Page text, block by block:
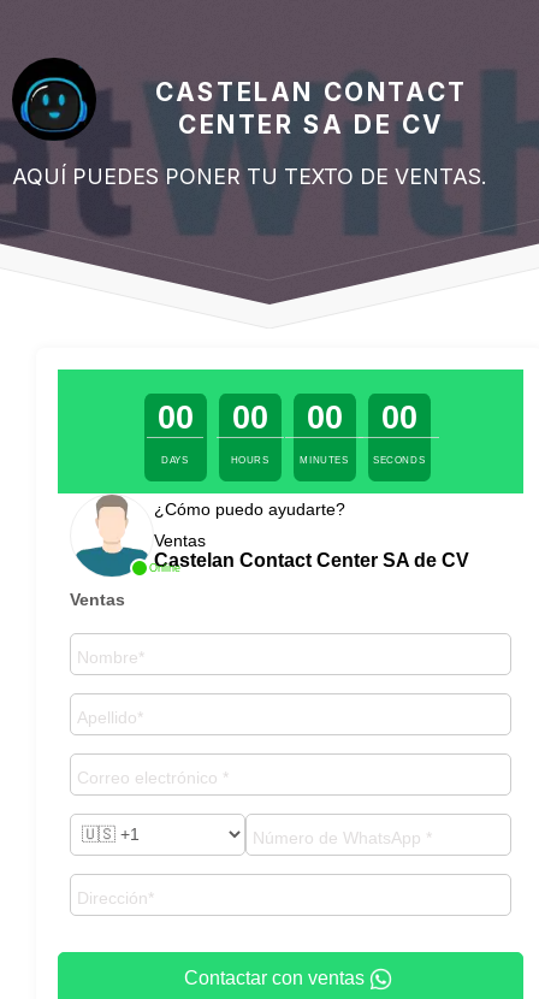
CASTELAN CONTACT
CENTER SA DE CV
AQUÍ PUEDES PONER TU TEXTO DE VENTAS.
00
DAYS
00
HOURS
00
MINUTES
00
SECONDS
Online
¿Cómo puedo ayudarte?
Ventas
Castelan Contact Center SA de CV
Ventas
Contactar con ventas